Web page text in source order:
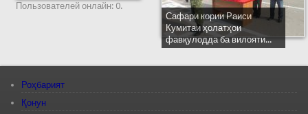
Пользователей онлайн: 0.
Сафари кории Раиси
Кумитаи ҳолатҳои
фавқулодда ба вилояти...
Роҳбарият
Қонун